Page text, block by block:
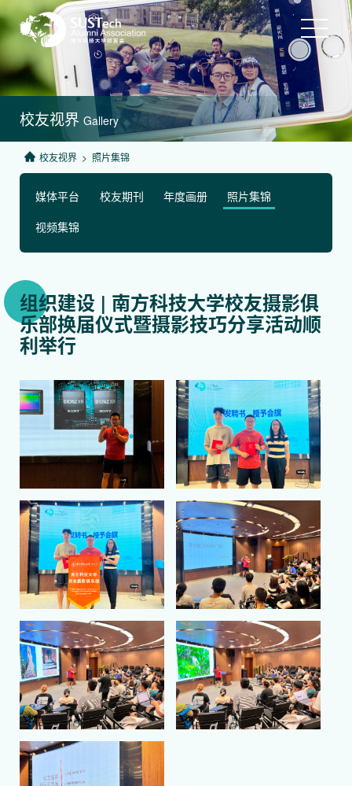
校友视界 Gallery
校友视界> 照片集锦
媒体平台 校友期刊 年度画册
照片集锦
视频集锦
组织建设 | 南方科技大学校友摄影俱
乐部换届仪式暨摄影技巧分享活动顺
利举行